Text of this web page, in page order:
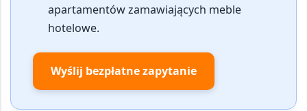
apartamentów zamawiających meble
hotelowe.
Wyślij bezpłatne zapytanie